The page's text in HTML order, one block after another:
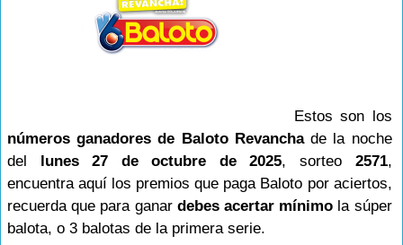
Estos son los
números ganadores de Baloto Revanchade la noche
del lunes 27 de octubre de 2025, sorteo 2571,
encuentra aquí los premios que paga Baloto por aciertos,
recuerda que para ganar debes acertar mínimo la súper
balota, o 3 balotas de la primera serie.